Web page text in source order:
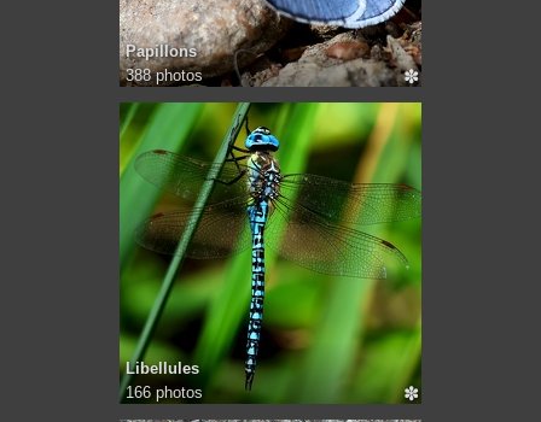
Papillons
✽
388 photos
Libellules
✽
166 photos